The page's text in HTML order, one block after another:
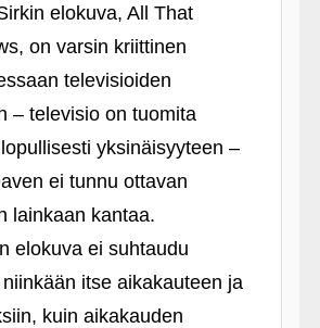
elokuva, All That
on varsin kriittinen
televisioiden
– televisio on tuomita
yksinäisyyteen –
ei tunnu ottavan
lainkaan kantaa.
elokuva ei suhtaudu
itse aikakauteen ja
kuin aikakauden